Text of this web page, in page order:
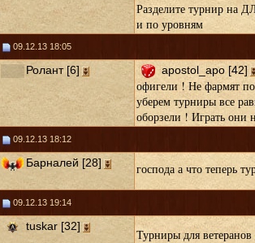
Разделите турнир на
и по уровням
09.12.13 18:05
Ролант [6] apostol_apo [42]
офигели ! Не фармят
уберем турниры все
оборзели ! Играть они
09.12.13 18:12
Барналей [28] господа а что теперь
09.12.13 19:14
tuskar [32]
Турниры для